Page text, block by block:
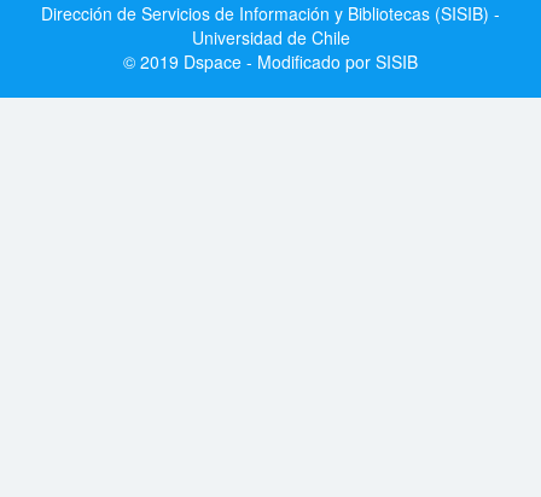
Dirección de Servicios de Información y Bibliotecas (SISIB) -
Universidad de Chile
© 2019 Dspace - Modificado por SISIB